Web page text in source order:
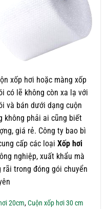
xốp hơi hoặc màng xốp
có lẽ không còn xa lạ với
và bán dưới dạng cuộn
không phải ai cũng biết
giá rẻ. Công ty bao bì
cấp các loại Xốp hơi
nghiệp, xuất khẩu mà
trong đóng gói chuyển
20cm,Cuộn xốp hơi 30 cm